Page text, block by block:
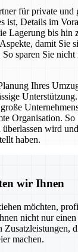
für private und
ist, Details im
Lagerung bis hin
damit Sie
sparen Sie
Ihres
Organisation.
wird
haben.
wir Ihnen
möchten,
nicht nur
Zusatzleistungen,
machen.